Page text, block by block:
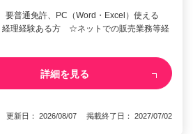
要普通免許、PC（Word・Excel）使える
経理経験ある方 ☆ネットでの販売業務等経
詳細を見る
更新日： 2026/08/07 掲載終了日： 2027/07/02